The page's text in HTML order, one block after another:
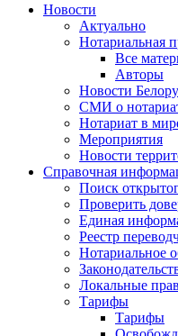
Новости
Актуально
Нотариальная
Все
Авторы
Новости
СМИ о
Нотариат в
Мероприятия
Новости
Справочная
Поиск
Проверить
Единая
Реестр
Нотариальное
Локальные
Тарифы
Тарифы